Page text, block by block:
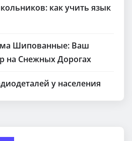
как учить язык
Шипованные: Ваш
на Снежных Дорогах
у населения